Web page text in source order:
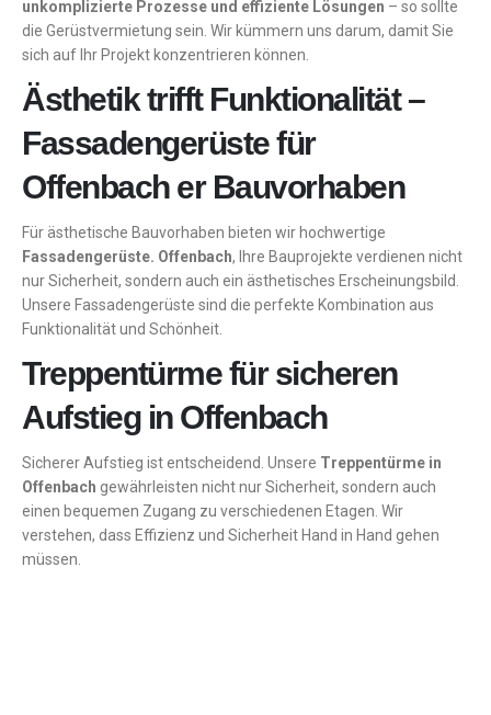
unkomplizierte Prozesse und effiziente Lösungen – so sollte
die Gerüstvermietung sein. Wir kümmern uns darum, damit Sie
sich auf Ihr Projekt konzentrieren können.
Ästhetik trifft Funktionalität –
Fassadengerüste für
Offenbach er Bauvorhaben
Für ästhetische Bauvorhaben bieten wir hochwertige
Fassadengerüste. Offenbach, Ihre Bauprojekte verdienen nicht
nur Sicherheit, sondern auch ein ästhetisches Erscheinungsbild.
Unsere Fassadengerüste sind die perfekte Kombination aus
Funktionalität und Schönheit.
Treppentürme für sicheren
Aufstieg in Offenbach
Sicherer Aufstieg ist entscheidend. Unsere Treppentürme in
Offenbach gewährleisten nicht nur Sicherheit, sondern auch
einen bequemen Zugang zu verschiedenen Etagen. Wir
verstehen, dass Effizienz und Sicherheit Hand in Hand gehen
müssen.